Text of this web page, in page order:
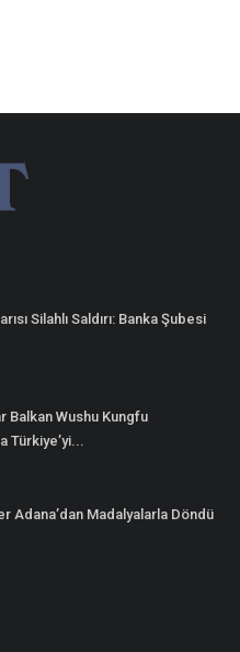
Silahlı Saldırı: Banka Şubesi
Balkan Wushu Kungfu
Türkiye’yi...
Adana’dan Madalyalarla Döndü